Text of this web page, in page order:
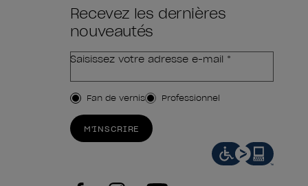
Recevez les dernières
nouveautés
Saisissez votre adresse e-mail *
Type de client
Fan de vernis Professionnel
M'INSCRIRE